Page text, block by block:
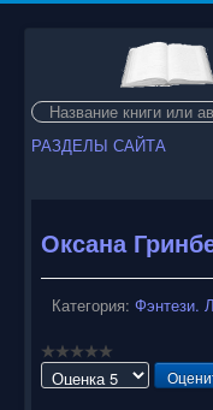
Искать...
РАЗДЕЛЫ САЙТА
Оксана
Категория: Фэнтези.
Пожалуйста,